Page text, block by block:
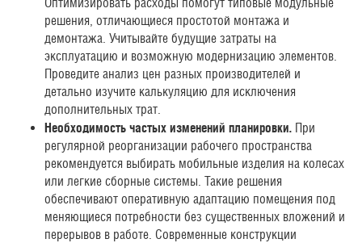
решения, отличающиеся простотой монтажа и
демонтажа. Учитывайте будущие затраты на
эксплуатацию и возможную модернизацию элементов.
Проведите анализ цен разных производителей и
детально изучите калькуляцию для исключения
дополнительных трат.
Необходимость частых изменений планировки. При
регулярной реорганизации рабочего пространства
рекомендуется выбирать мобильные изделия на колесах
или легкие сборные системы. Такие решения
обеспечивают оперативную адаптацию помещения под
меняющиеся потребности без существенных вложений и
перерывов в работе. Современные конструкции